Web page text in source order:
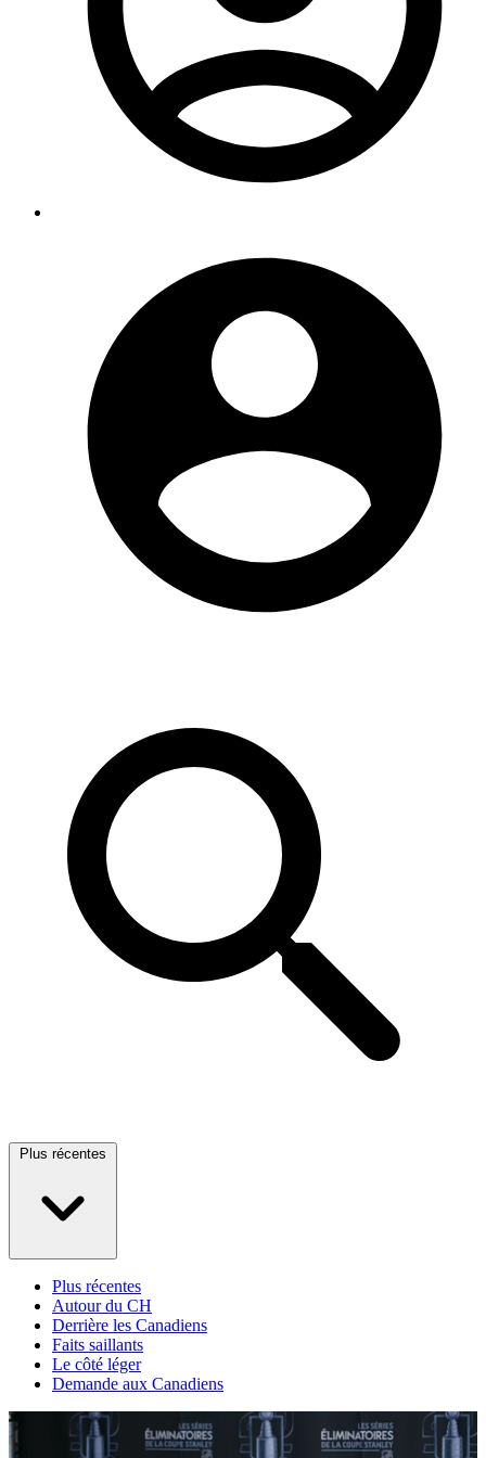
Plus récentes
Plus récentes
Autour du CH
Derrière les Canadiens
Faits saillants
Le côté léger
Demande aux Canadiens